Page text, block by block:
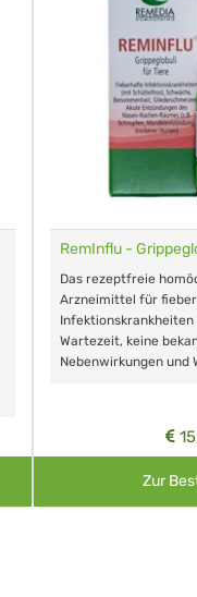
RemInflu -
Das rezeptfreie
Arzneimittel für
Infektionskrankheiten
Wartezeit, keine
Nebenwirkungen und
Zur